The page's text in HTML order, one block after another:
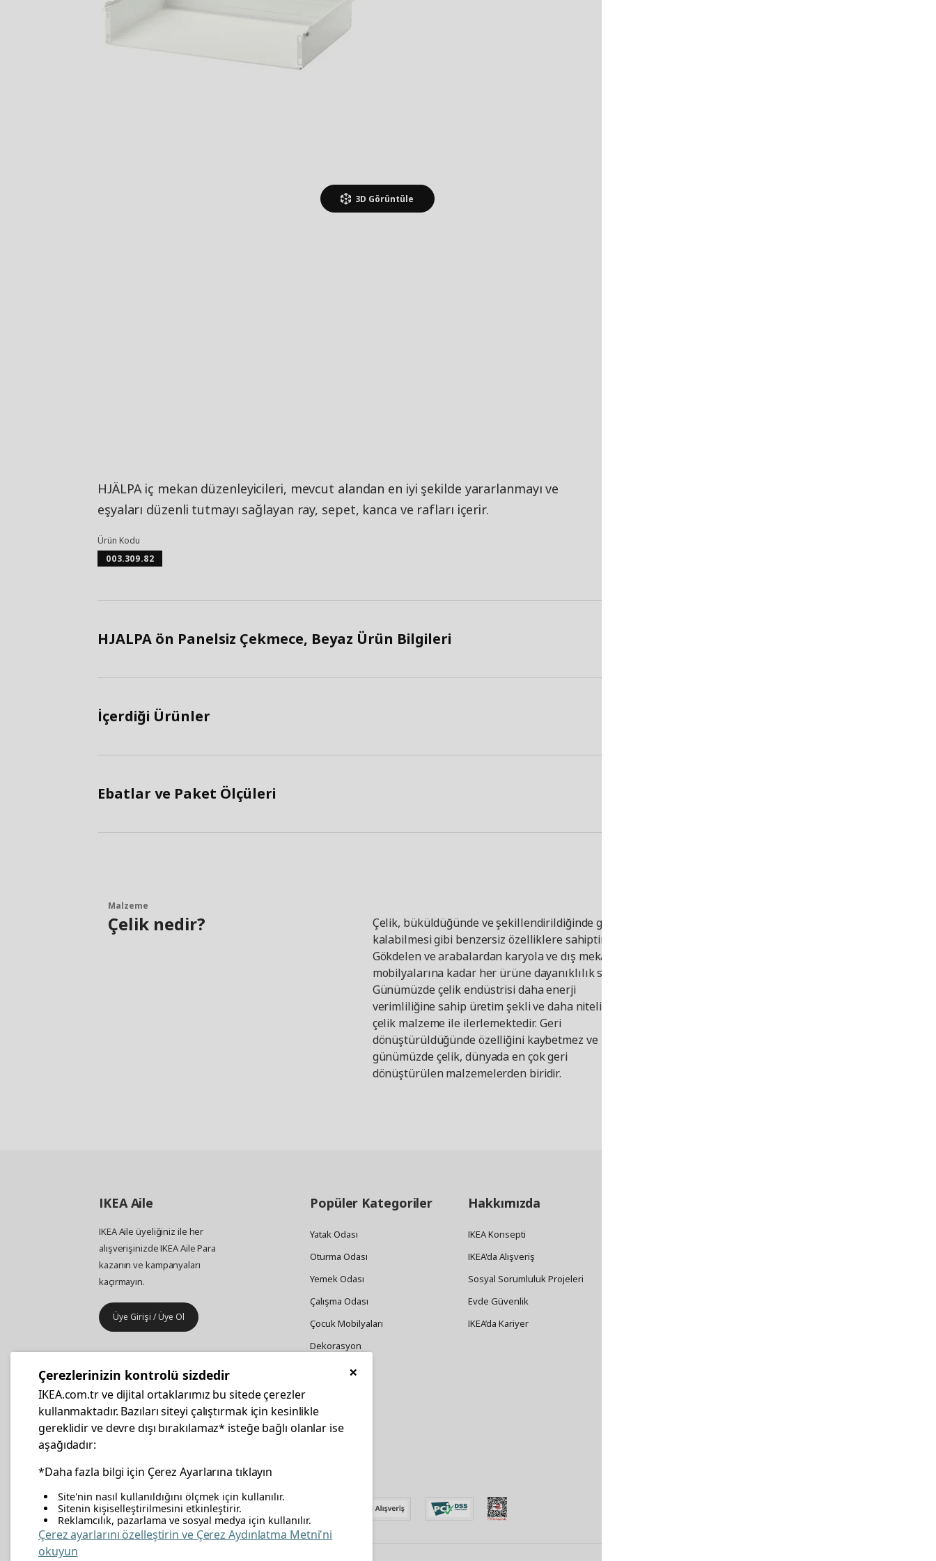
3D Görüntüle
HJÄLPA iç mekan düzenleyicileri, mevcut alandan en iyi şekilde yararlanmayı ve
eşyaları düzenli tutmayı sağlayan ray, sepet, kanca ve rafları içerir.
Ürün Kodu
003.309.82
HJALPA ön Panelsiz Çekmece, Beyaz Ürün Bilgileri
İçerdiği Ürünler
Ebatlar ve Paket Ölçüleri
Malzeme
Çelik nedir?
Çelik, büküldüğünde ve şekillendirildiğinde güçlü
kalabilmesi gibi benzersiz özelliklere sahiptir.
Gökdelen ve arabalardan karyola ve dış mekan
mobilyalarına kadar her ürüne dayanıklılık sağlar.
Günümüzde çelik endüstrisi daha enerji
verimliliğine sahip üretim şekli ve daha nitelikli
çelik malzeme ile ilerlemektedir. Geri
dönüştürüldüğünde özelliğini kaybetmez ve
günümüzde çelik, dünyada en çok geri
dönüştürülen malzemelerden biridir.
IKEAAile
IKEA Aile üyeliğiniz ile her
alışverişinizde IKEA Aile Para
kazanın ve kampanyaları
kaçırmayın.
Üye Girişi / Üye Ol
İş yeri mobilya ve aksesuar
alışverişleriniz IKEA Kurumsal Kart
ile daha hesaplı.
Popüler Kategoriler
Yatak Odası
Oturma Odası
Yemek Odası
Çalışma Odası
Çocuk Mobilyaları
Dekorasyon
Züccaciye
Hakkımızda
IKEA Konsepti
IKEA'da Alışveriş
Sosyal Sorumluluk Projeleri
Evde Güvenlik
IKEA’da Kariyer
facebooktwitterinstagrampinterestyoutubelinkedin
×
Çerezlerinizin kontrolü sizdedir
IKEA.com.tr ve dijital ortaklarımız bu sitede çerezler
kullanmaktadır. Bazıları siteyi çalıştırmak için kesinlikle
gereklidir ve devre dışı bırakılamaz* isteğe bağlı olanlar ise
aşağıdadır:
*Daha fazla bilgi için Çerez Ayarlarına tıklayın
Site'nin nasıl kullanıldığını ölçmek için kullanılır.
Sitenin kişiselleştirilmesini etkinleştirir.
Reklamcılık, pazarlama ve sosyal medya için kullanılır.
Çerez ayarlarını özelleştirin ve Çerez Aydınlatma Metni'ni
okuyun